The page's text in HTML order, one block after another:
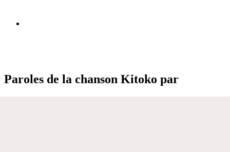
Paroles de la chanson Kitoko par